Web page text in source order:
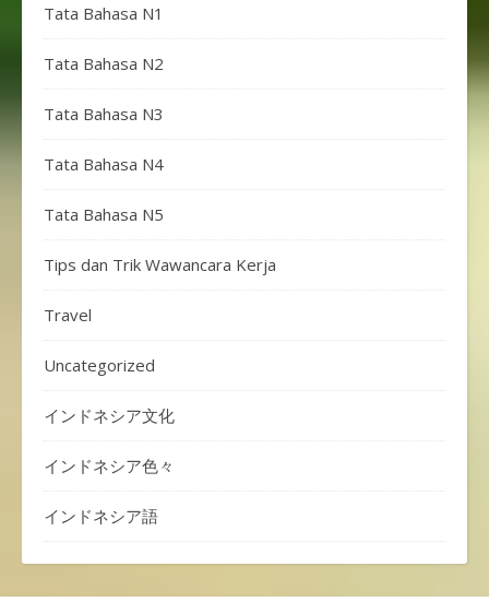
Tata Bahasa N1
Tata Bahasa N2
Tata Bahasa N3
Tata Bahasa N4
Tata Bahasa N5
Tips dan Trik Wawancara Kerja
Travel
Uncategorized
インドネシア文化
インドネシア色々
インドネシア語